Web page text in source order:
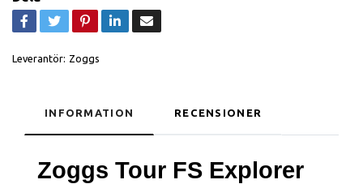
Leverantör: Zoggs
INFORMATION RECENSIONER
Zoggs Tour FS Explorer